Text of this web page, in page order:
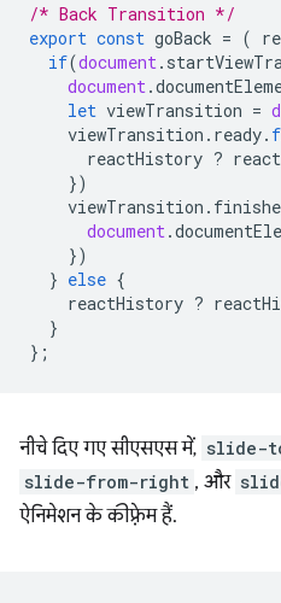
/* Back Transition */
export const goBack = (
if(document .
document .
let viewTransition =
viewTransition . ready.
reactHistory ?
})
viewTransition .
document .
})
} else {
reactHistory ?
}
};
नीचे दिए गए सीएसएस में, slide-
slide-from-right , और
ऐनिमेशन के कीफ़्रेम हैं.